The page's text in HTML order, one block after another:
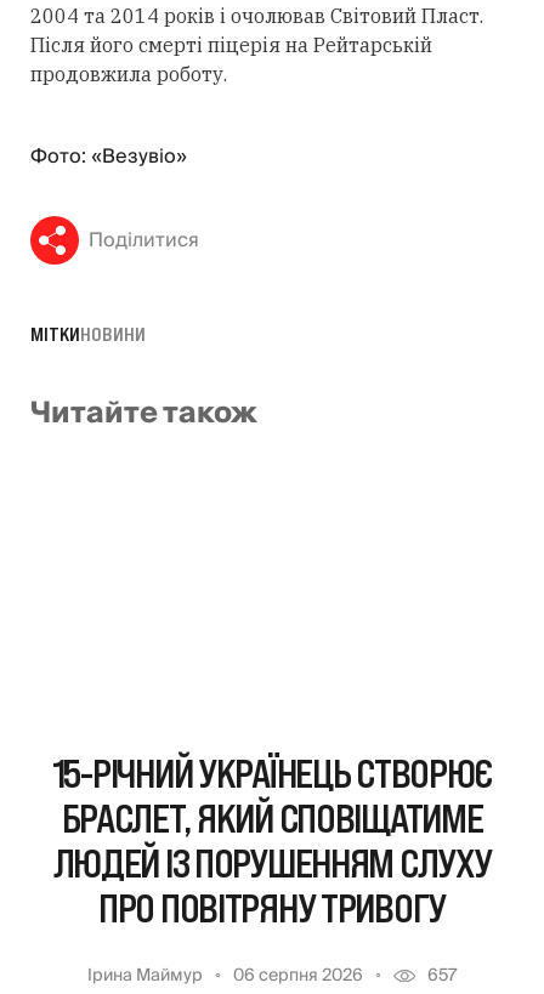
2004 та 2014 років і очолював Світовий Пласт.
Після його смерті піцерія на Рейтарській
продовжила роботу.
Фото: «Везувіо»
Поділитися
МІТКИНОВИНИ
Читайте також
15-РІЧНИЙ УКРАЇНЕЦЬ СТВОРЮЄ
БРАСЛЕТ, ЯКИЙ СПОВІЩАТИМЕ
ЛЮДЕЙ ІЗ ПОРУШЕННЯМ СЛУХУ
ПРО ПОВІТРЯНУ ТРИВОГУ
Ірина Маймур 06 серпня 2026 657